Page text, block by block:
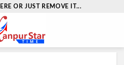
OR JUST REMOVE IT...